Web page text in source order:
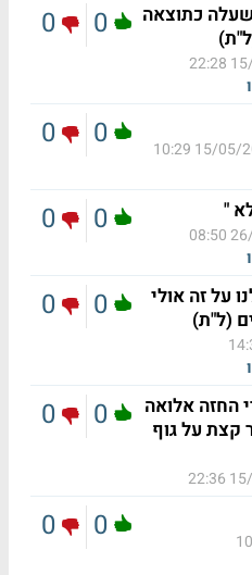
שעלה כתוצאה
15/
0
0
15/05/2011
0
0
26/
0
0
על זה אולי
(ל"ת)
0
0
החזה אלואה
קצת על גוף
15/
0
0
0
0